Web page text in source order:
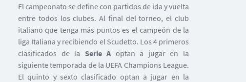
El campeonato se define con partidos de ida y vuelta
entre todos los clubes. Al final del torneo, el club
italiano que tenga más puntos es el campeón de la
liga Italiana y recibiendo el Scudetto. Los 4 primeros
clasificados de la Serie A optan a jugar en la
siguiente temporada de la UEFA Champions League.
El quinto y sexto clasificado optan a jugar en la